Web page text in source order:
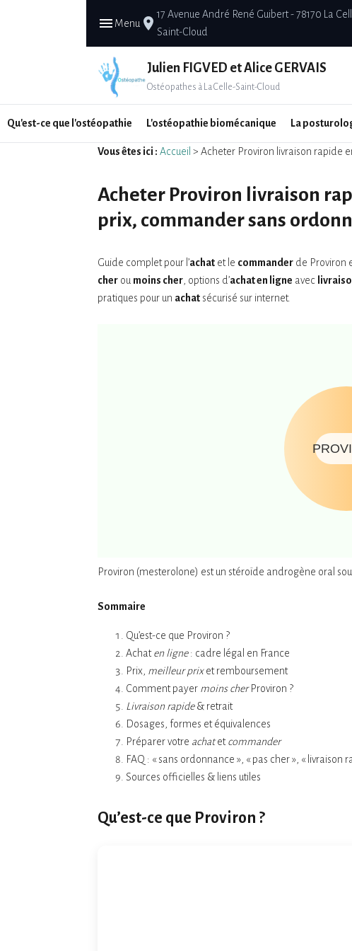
menu Menu place
17 Avenue André René Guibert - 78170 La
Saint-Cloud
Julien FIGVED et Alice GERVAIS
Ostéopathes à La Celle-Saint-Cloud
Qu'est-ce que l'ostéopathie L'ostéopathie biomécanique La
Vous êtes ici : Accueil > Acheter Proviron livraison rapide
Acheter Proviron livraison
prix, commander sans
Guide complet pour l’achat et le commander de Proviron
cher ou moins cher , options d’achat en ligne avec
pratiques pour un achat sécurisé sur internet.
Proviron (mesterolone) est un stéroïde androgène oral
Sommaire
Qu’est-ce que Proviron ?
Achaten ligne: cadre légal en France
Prix, meilleur prixet remboursement
Comment payer moins cherProviron ?
Livraison rapide& retrait
Dosages, formes et équivalences
Préparer votre achatetcommander
FAQ : « sans ordonnance », « pas cher », « livraison
Sources officielles & liens utiles
Qu’est-ce que Proviron ?